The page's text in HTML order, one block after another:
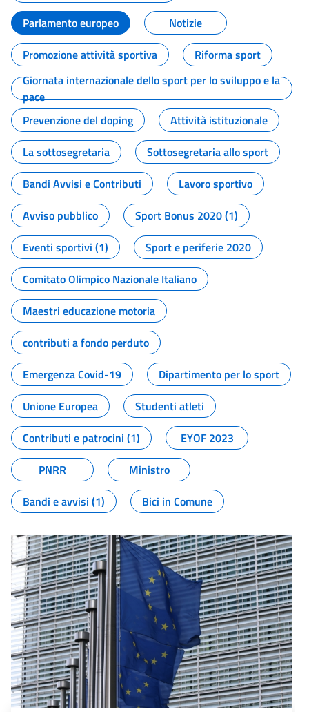
Parlamento europeo
Notizie
Promozione attività sportiva
Riforma sport
Giornata internazionale dello sport per lo sviluppo e la
pace
Prevenzione del doping
Attività istituzionale
La sottosegretaria
Sottosegretaria allo sport
Bandi Avvisi e Contributi
Lavoro sportivo
Avviso pubblico
Sport Bonus 2020 (1)
Eventi sportivi (1)
Sport e periferie 2020
Comitato Olimpico Nazionale Italiano
Maestri educazione motoria
contributi a fondo perduto
Emergenza Covid-19
Dipartimento per lo sport
Unione Europea
Studenti atleti
Contributi e patrocini (1)
EYOF 2023
PNRR
Ministro
Bandi e avvisi (1)
Bici in Comune